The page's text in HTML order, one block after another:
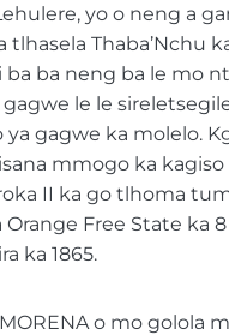
yo o neng a
Thaba’Nchu
ba neng ba le mo
le le
gagwe ka molelo.
mmogo ka kagiso
II ka go tlhoma
Free State ka 8
ka 1865.
o mo golola